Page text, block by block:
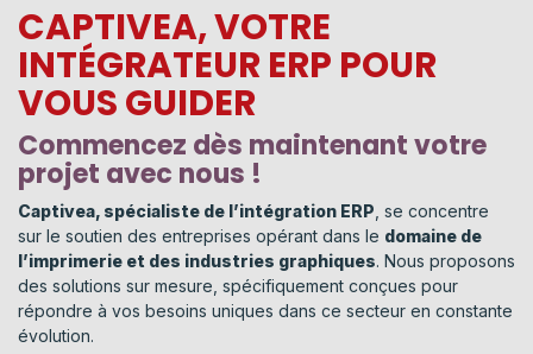
CAPTIVEA, VOTRE
INTÉGRATEUR ERP POUR
VOUS GUIDER
Commencez dès maintenant votre
projet avec nous !
Captivea, spécialiste de l’intégration ERP , se concentre
sur le soutien des entreprises opérant dans le domaine de
l’imprimerie et des industries graphiques. Nous proposons
des solutions sur mesure, spécifiquement conçues pour
répondre à vos besoins uniques dans ce secteur en constante
évolution.